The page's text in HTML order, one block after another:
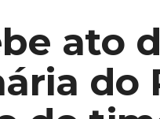
ato
do